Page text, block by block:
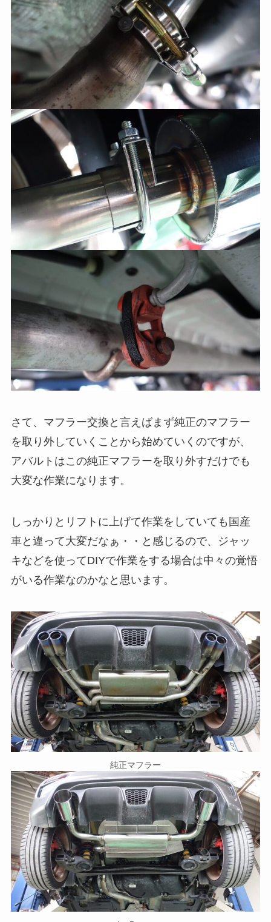
さて、マフラー交換と言えばまず純正のマフラー
を取り外していくことから始めていくのですが、
アバルトはこの純正マフラーを取り外すだけでも
大変な作業になります。
しっかりとリフトに上げて作業をしていても国産
車と違って大変だなぁ・・と感じるので、ジャッ
キなどを使ってDIYで作業をする場合は中々の覚悟
がいる作業なのかなと思います。
純正マフラー